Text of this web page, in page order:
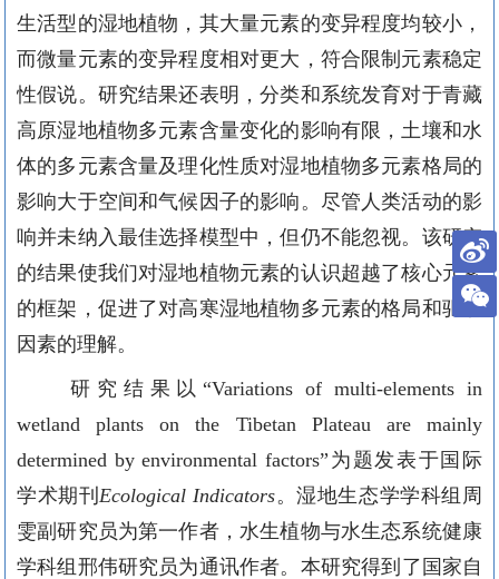
生活型的湿地植物，其大量元素的变异程度均较小，
而微量元素的变异程度相对更大，符合限制元素稳定
性假说。研究结果还表明，分类和系统发育对于青藏
高原湿地植物多元素含量变化的影响有限，土壤和水
体的多元素含量及理化性质对湿地植物多元素格局的
影响大于空间和气候因子的影响。尽管人类活动的影
响并未纳入最佳选择模型中，但仍不能忽视。该研究
的结果使我们对湿地植物元素的认识超越了核心元素
的框架，促进了对高寒湿地植物多元素的格局和驱动
因素的理解。
研究结果以 “Variations of multi-elements in
wetland plants on the Tibetan Plateau are mainly
determined by environmental factors”为题发表于国际
学术期刊 Ecological Indicators。湿地生态学学科组周
雯副研究员为第一作者， 水生植物与水生态系统健康
学科组邢伟研究 员为通讯作者。 本研究得到 了国家自